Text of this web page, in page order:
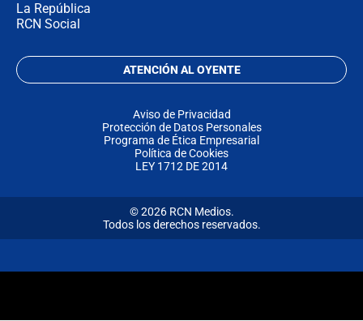
La República
RCN Social
ATENCIÓN AL OYENTE
Aviso de Privacidad
Protección de Datos Personales
Programa de Ética Empresarial
Política de Cookies
LEY 1712 DE 2014
© 2026 RCN Medios.
Todos los derechos reservados.